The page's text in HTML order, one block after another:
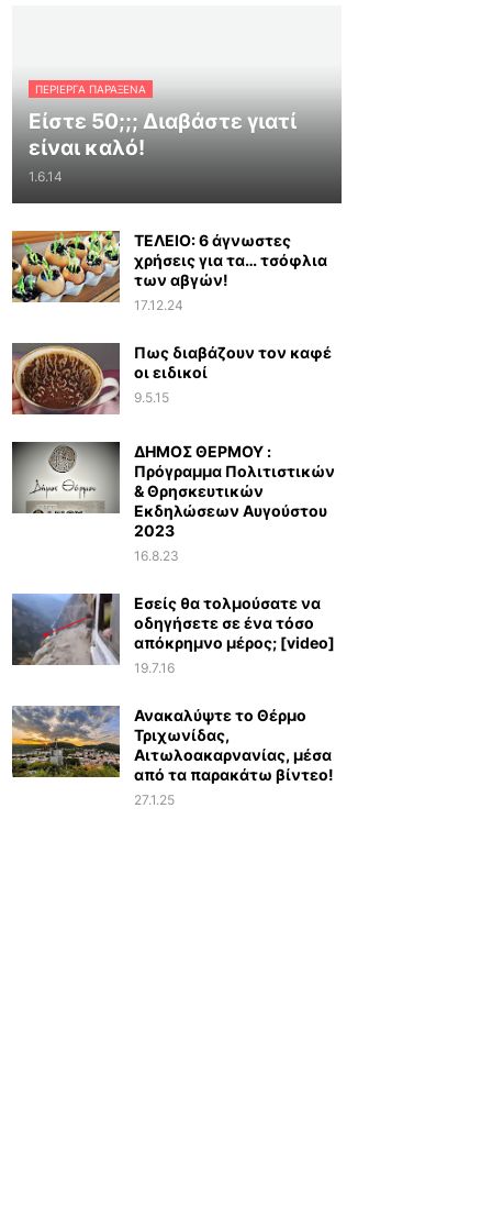
ΠΕΡΊΕΡΓΑ ΠΑΡΆΞΕΝΑ
Είστε 50;;; Διαβάστε γιατί
είναι καλό!
1.6.14
ΤΕΛΕΙΟ: 6 άγνωστες
χρήσεις για τα… τσόφλια
των αβγών!
17.12.24
Πως διαβάζουν τον καφέ
οι ειδικοί
9.5.15
ΔΗΜΟΣ ΘΕΡΜΟΥ :
Πρόγραμμα Πολιτιστικών
& Θρησκευτικών
Εκδηλώσεων Αυγούστου
2023
16.8.23
Εσείς θα τολμούσατε να
οδηγήσετε σε ένα τόσο
απόκρημνο μέρος; [video]
19.7.16
Ανακαλύψτε το Θέρμο
Τριχωνίδας,
Αιτωλοακαρνανίας, μέσα
από τα παρακάτω βίντεο!
27.1.25